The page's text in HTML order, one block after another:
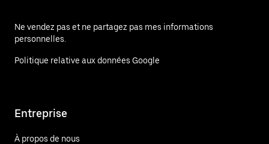
Ne vendez pas et ne partagez pas mes informations
personnelles.
Politique relative aux données Google
Entreprise
À propos de nous